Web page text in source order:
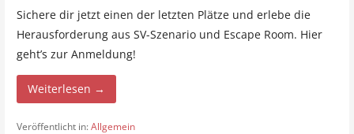
Sichere dir jetzt einen der letzten Plätze und erlebe die
Herausforderung aus SV-Szenario und Escape Room. Hier
geht’s zur Anmeldung!
Weiterlesen →
Veröffentlicht in:Allgemein